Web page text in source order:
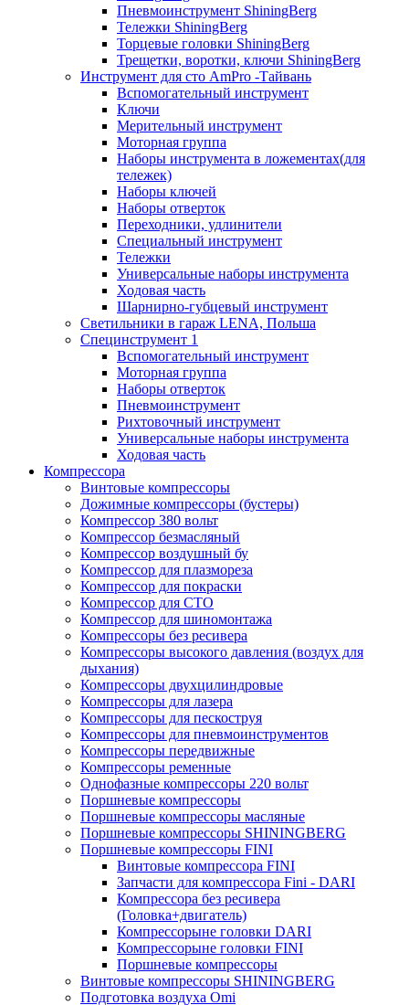
Пневмоинструмент ShiningBerg
Тележки ShiningBerg
Торцевые головки ShiningBerg
Трещетки, воротки, ключи ShiningBerg
Инструмент для сто AmPro -Тайвань
Вспомогательный инструмент
Ключи
Мерительный инструмент
Моторная группа
Наборы инструмента в ложементах(для
тележек)
Наборы ключей
Наборы отверток
Переходники, удлинители
Специальный инструмент
Тележки
Универсальные наборы инструмента
Ходовая часть
Шарнирно-губцевый инструмент
Светильники в гараж LENA, Польша
Специнструмент 1
Вспомогательный инструмент
Моторная группа
Наборы отверток
Пневмоинструмент
Рихтовочный инструмент
Универсальные наборы инструмента
Ходовая часть
Компрессора
Винтовые компрессоры
Дожимные компрессоры (бустеры)
Компрессор 380 вольт
Компрессор безмасляный
Компрессор воздушный бу
Компрессор для плазмореза
Компрессор для покраски
Компрессор для СТО
Компрессор для шиномонтажа
Компрессоры без ресивера
Компрессоры высокого давления (воздух для
дыхания)
Компрессоры двухцилиндровые
Компрессоры для лазера
Компрессоры для пескоструя
Компрессоры для пневмоинструментов
Компрессоры передвижные
Компрессоры ременные
Однофазные компрессоры 220 вольт
Поршневые компрессоры
Поршневые компрессоры масляные
Поршневые компрессоры SHININGBERG
Поршневые компрессоры FINI
Винтовые компрессора FINI
Запчасти для компрессора Fini - DARI
Компрессора без ресивера
(Головка+двигатель)
Компрессорыне головки DARI
Компрессорыне головки FINI
Поршневые компрессоры
Винтовые компрессоры SHININGBERG
Подготовка воздуха Omi